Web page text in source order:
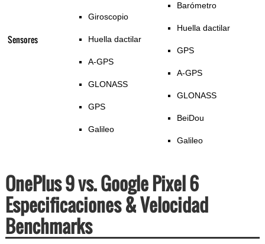
Sensores
Giroscopio
Huella dactilar
A-GPS
GLONASS
GPS
Galileo
Barómetro
Huella dactilar
GPS
A-GPS
GLONASS
BeiDou
Galileo
OnePlus 9 vs. Google Pixel 6
Especificaciones & Velocidad
Benchmarks